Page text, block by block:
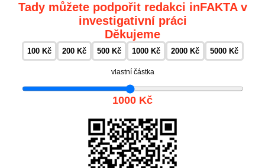
Tady můžete podpořit redakci inFAKTA v
investigativní práci
Děkujeme
100 Kč 200 Kč 500 Kč 1000 Kč 2000 Kč 5000 Kč
vlastní částka
1000 Kč